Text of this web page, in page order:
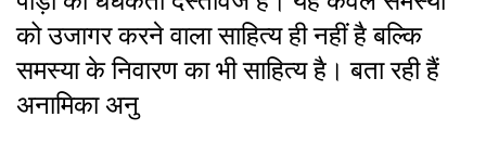
को उजागर करने वाला साहित्य ही नहीं है बल्कि
समस्या के निवारण का भी साहित्य है। बता रही हैं
अनामिका अनु